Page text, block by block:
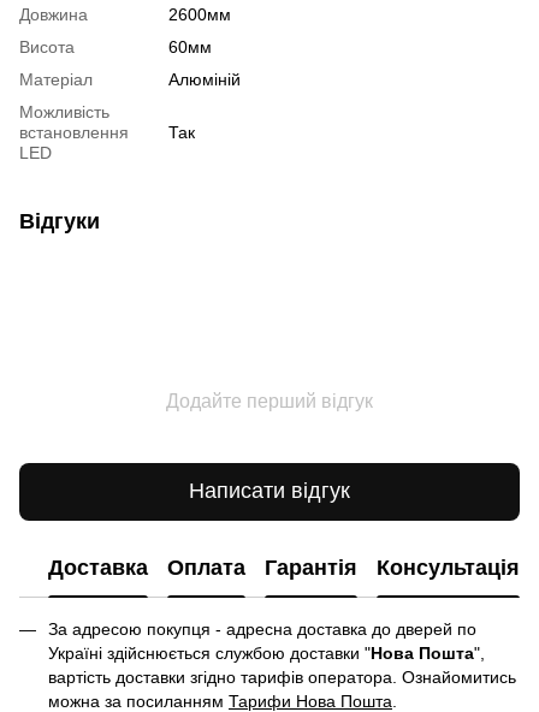
Довжина
2600мм
Висота
60мм
Матеріал
Алюміній
Можливість
встановлення
LED
Так
Відгуки
Додайте перший відгук
Написати відгук
Доставка Оплата Гарантія Консультація
За адресою покупця - адресна доставка до дверей по
Україні здійснюється службою доставки "Нова Пошта",
вартість доставки згідно тарифів оператора. Ознайомитись
можна за посиланням Тарифи Нова Пошта